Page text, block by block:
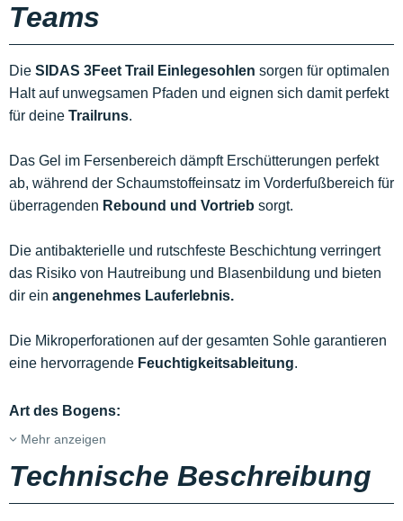
Teams
Die SIDAS 3Feet Trail Einlegesohlen sorgen für optimalen
Halt auf unwegsamen Pfaden und eignen sich damit perfekt
für deine Trailruns.
Das Gel im Fersenbereich dämpft Erschütterungen perfekt
ab, während der Schaumstoffeinsatz im Vorderfußbereich für
überragenden Rebound und Vortrieb sorgt.
Die antibakterielle und rutschfeste Beschichtung verringert
das Risiko von Hautreibung und Blasenbildung und bieten
dir ein angenehmes Lauferlebnis.
Die Mikroperforationen auf der gesamten Sohle garantieren
eine hervorragende Feuchtigkeitsableitung.
Art des Bogens:
Mehr anzeigen
Technische Beschreibung